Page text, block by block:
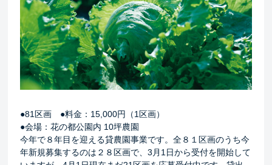
●81区画 ●料金：15,000円（1区画）
●会場：花の都公園内 10坪農園
今年で８年目を迎える貸農園事業です。全８１区画のうち今
年新規募集するのは２８区画で、3月1日から受付を開始して